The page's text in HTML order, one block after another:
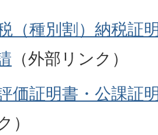
（種別割）納税証
（外部リンク）
価証明書・公課証
）